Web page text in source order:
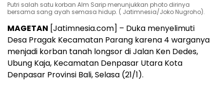
Putri salah satu korban Alm Sarip menunjukkan photo dirinya
bersama sang ayah semasa hidup. ( Jatimnesia/Joko Nugroho).
MAGETAN [Jatimnesia.com] – Duka menyelimuti
Desa Pragak Kecamatan Parang karena 4 warganya
menjadi korban tanah longsor di Jalan Ken Dedes,
Ubung Kaja, Kecamatan Denpasar Utara Kota
Denpasar Provinsi Bali, Selasa (21/1).